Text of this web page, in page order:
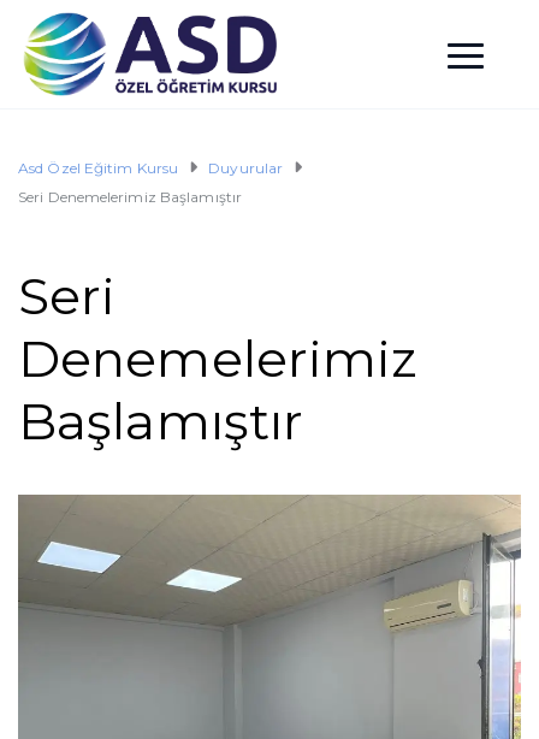
Asd Özel Eğitim Kursu
Duyurular
Seri Denemelerimiz Başlamıştır
Seri
Denemelerimiz
Başlamıştır